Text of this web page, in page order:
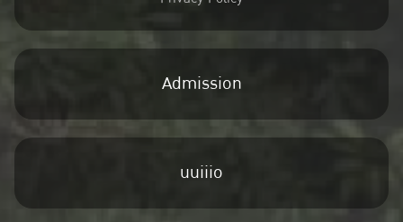
Admission
uuiiio